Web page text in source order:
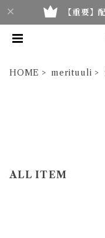
【重要】
HOME merituuli
ALL ITEM